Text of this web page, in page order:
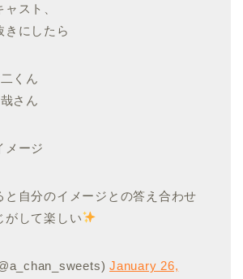
スト、
きにしたら
くん
さん
メージ
と自分のイメージとの答え合わせ
がして楽しい
January 26,